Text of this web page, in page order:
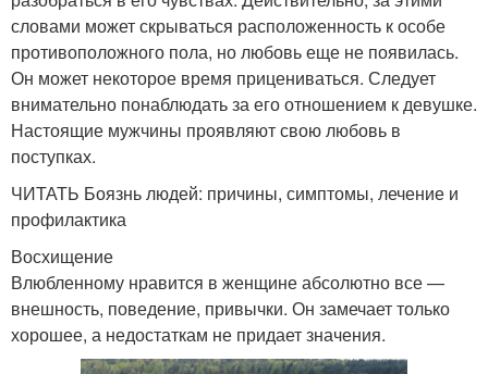
словами может скрываться расположенность к особе
противоположного пола, но любовь еще не появилась.
Он может некоторое время прицениваться. Следует
внимательно понаблюдать за его отношением к девушке.
Настоящие мужчины проявляют свою любовь в
поступках.
ЧИТАТЬ Боязнь людей: причины, симптомы, лечение и
профилактика
Восхищение
Влюбленному нравится в женщине абсолютно все —
внешность, поведение, привычки. Он замечает только
хорошее, а недостаткам не придает значения.